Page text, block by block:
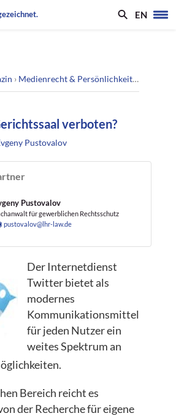
EN
› Medienrecht & Persönlichkeitsrecht
verboten?
Pustovalov
Pustovalov
für gewerblichen Rechtsschutz
pustovalov@lhr-law.de
Der Internetdienst
Twitter bietet als
modernes
Kommunikationsmittel
für jeden Nutzer ein
weites Spektrum an
Bereich reicht es
der Recherche für eigene